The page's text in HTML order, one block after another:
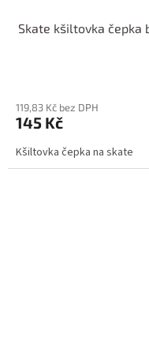
Skate kšiltovka čepka
119,83 Kč bez DPH
145 Kč
Kšiltovka čepka na skate